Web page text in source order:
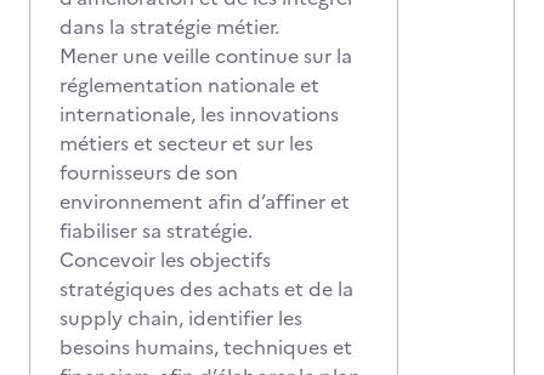
dans la stratégie métier.
Mener une veille continue sur la
réglementation nationale et
internationale, les innovations
métiers et secteur et sur les
fournisseurs de son
environnement afin d’affiner et
fiabiliser sa stratégie.
Concevoir les objectifs
stratégiques des achats et de la
supply chain, identifier les
besoins humains, techniques et